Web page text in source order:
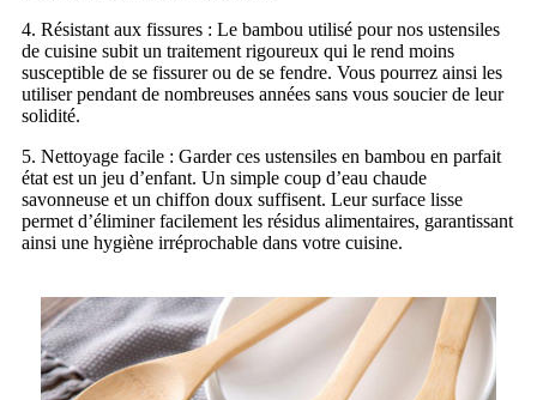
4. Résistant aux fissures : Le bambou utilisé pour nos ustensiles
de cuisine subit un traitement rigoureux qui le rend moins
susceptible de se fissurer ou de se fendre. Vous pourrez ainsi les
utiliser pendant de nombreuses années sans vous soucier de leur
solidité.
5. Nettoyage facile : Garder ces ustensiles en bambou en parfait
état est un jeu d’enfant. Un simple coup d’eau chaude
savonneuse et un chiffon doux suffisent. Leur surface lisse
permet d’éliminer facilement les résidus alimentaires, garantissant
ainsi une hygiène irréprochable dans votre cuisine.